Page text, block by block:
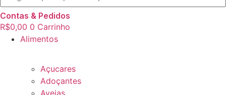
Contas & Pedidos
R$0,00 0 Carrinho
Alimentos
Açucares
Adoçantes
Aveias